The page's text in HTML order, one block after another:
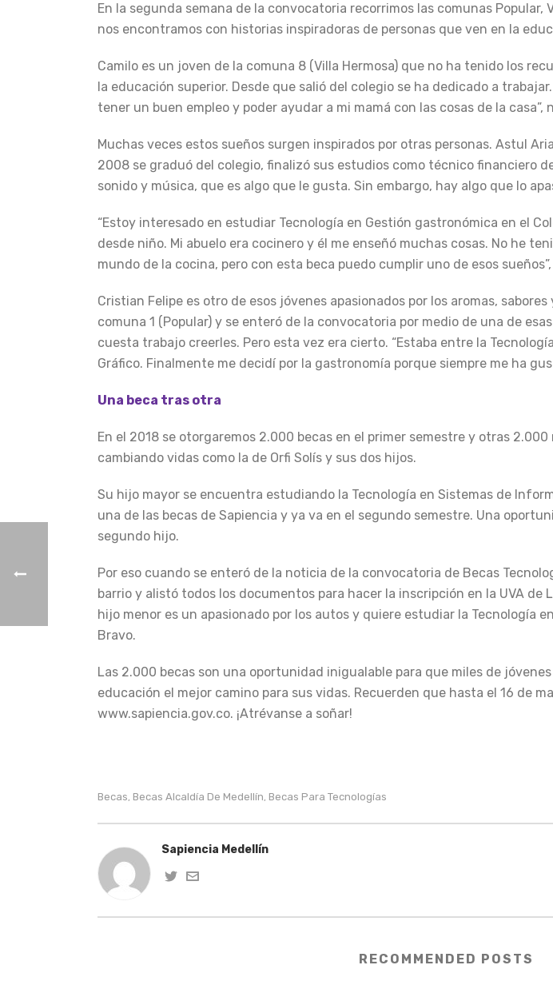
En la segunda semana de la convocatoria recorrimos las comunas Popular,
nos encontramos con historias inspiradoras de personas que ven en la
Camilo es un joven de la comuna 8 (Villa Hermosa) que no ha tenido los
la educación superior. Desde que salió del colegio se ha dedicado a
tener un buen empleo y poder ayudar a mi mamá con las cosas de la casa”,
Muchas veces estos sueños surgen inspirados por otras personas. Astul
2008 se graduó del colegio, finalizó sus estudios como técnico financiero
sonido y música, que es algo que le gusta. Sin embargo, hay algo que lo
“Estoy interesado en estudiar Tecnología en Gestión gastronómica en el
desde niño. Mi abuelo era cocinero y él me enseñó muchas cosas. No he
mundo de la cocina, pero con esta beca puedo cumplir uno de esos
Cristian Felipe es otro de esos jóvenes apasionados por los aromas,
comuna 1 (Popular) y se enteró de la convocatoria por medio de una de
cuesta trabajo creerles. Pero esta vez era cierto. “Estaba entre la
Gráfico. Finalmente me decidí por la gastronomía porque siempre me ha
Una beca tras otra
En el 2018 se otorgaremos 2.000 becas en el primer semestre y otras
cambiando vidas como la de Orfi Solís y sus dos hijos.
Su hijo mayor se encuentra estudiando la Tecnología en Sistemas de
una de las becas de Sapiencia y ya va en el segundo semestre. Una
segundo hijo.
Por eso cuando se enteró de la noticia de la convocatoria de Becas
barrio y alistó todos los documentos para hacer la inscripción en la UVA de
hijo menor es un apasionado por los autos y quiere estudiar la Tecnología
Bravo.
Las 2.000 becas son una oportunidad inigualable para que miles de
educación el mejor camino para sus vidas. Recuerden que hasta el 16 de
www.sapiencia.gov.co. ¡Atrévanse a soñar!
Becas, Becas Alcaldía De Medellín, Becas Para Tecnologías
Sapiencia Medellín
RECOMMENDED POSTS